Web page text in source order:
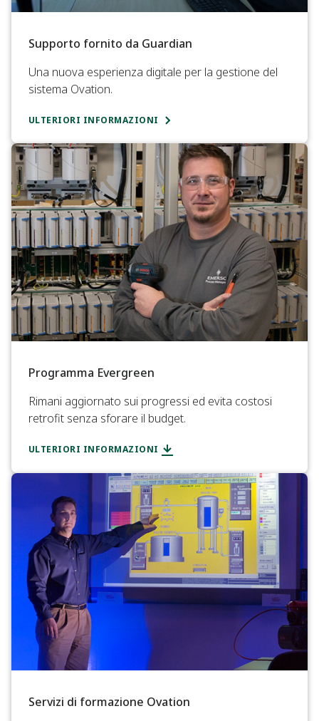
Supporto fornito da Guardian
Una nuova esperienza digitale per la gestione del
sistema Ovation.
ULTERIORI INFORMAZIONI
Programma Evergreen
Rimani aggiornato sui progressi ed evita costosi
retrofit senza sforare il budget.
ULTERIORI INFORMAZIONI
Servizi di formazione Ovation